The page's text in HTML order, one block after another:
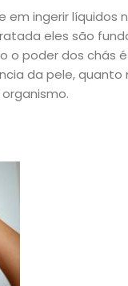
ingerir líquidos
eles são
o poder dos chás
da pele,